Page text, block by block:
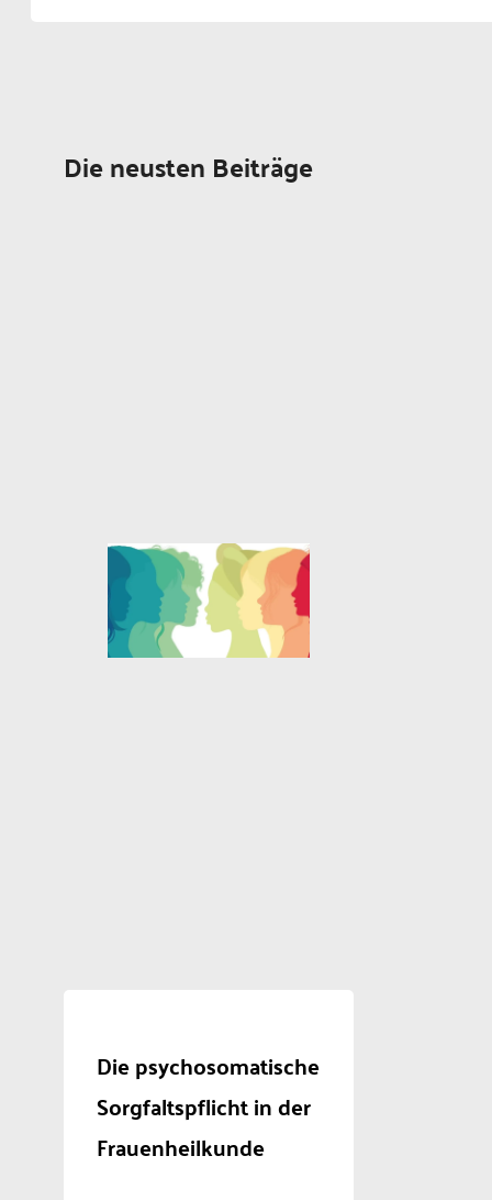
Die neusten Beiträge
Die psychosomatische
Sorgfaltspflicht in der
Frauenheilkunde